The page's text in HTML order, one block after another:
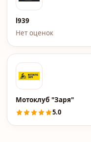
l939
Нет оценок
Мотоклуб "Заря"
5.0